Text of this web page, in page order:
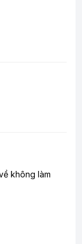
không làm